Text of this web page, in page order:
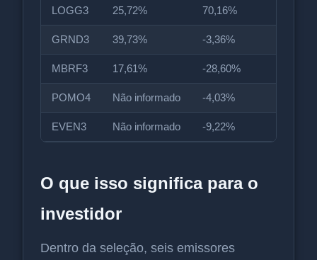
LOGG3 25,72% 70,16%
GRND3 39,73% -3,36%
MBRF3 17,61% -28,60%
POMO4 Não informado -4,03%
EVEN3 Não informado -9,22%
O que isso significa para o
investidor
Dentro da seleção, seis emissores